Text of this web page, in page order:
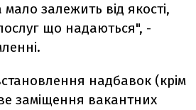
залежить від якості,
послуг що надаються", -
надбавок (крім
заміщення вакантних